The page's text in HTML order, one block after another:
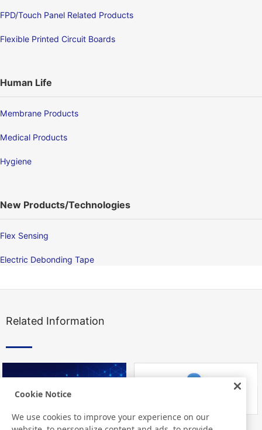
FPD/Touch Panel Related Products
Flexible Printed Circuit Boards
Human Life
Membrane Products
Medical Products
Hygiene
New Products/Technologies
Flex Sensing
Electric Debonding Tape
Related Information
Cookie Notice
We use cookies to improve your experience on our